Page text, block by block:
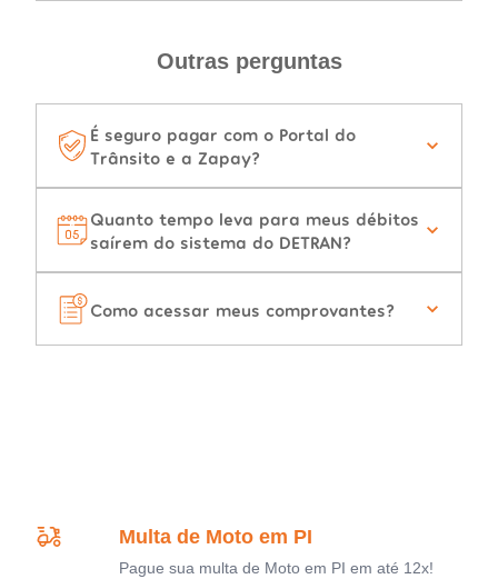
Outras perguntas
É seguro pagar com o Portal do
Trânsito e a Zapay?
Quanto tempo leva para meus débitos
saírem do sistema do DETRAN?
Como acessar meus comprovantes?
Multa de Moto em PI
Pague sua multa de Moto em PI em até 12x!